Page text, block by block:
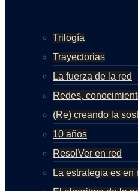
Trilogía
Trayectorias
La fuerza de la red
Redes,
(Re) creando la
10 años
ResolVer en red
La estrategia es en